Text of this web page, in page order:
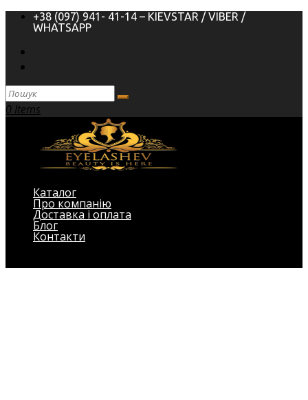
+38 (097) 941- 41-14 – KIEVSTAR / VIBER /
WHATSAPP
0 Items
Каталог
Про компанію
Доставка і оплата
Блог
Контакти